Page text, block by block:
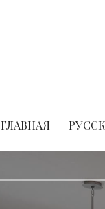
ГЛАВНАЯ